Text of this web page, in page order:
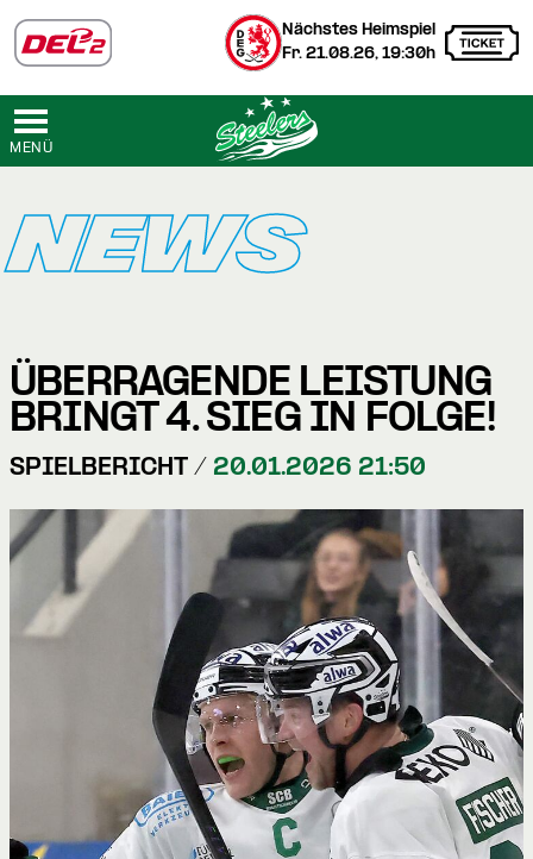
Nächstes Heimspiel
Fr. 21.08.26, 19:30h
MENÜ
NEWS
ÜBERRAGENDE LEISTUNG
BRINGT 4. SIEG IN FOLGE!
SPIELBERICHT / 20.01.2026 21:50